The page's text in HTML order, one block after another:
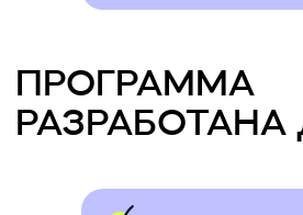
Запустим продвижение
в соцсетях
Разработка пака визитных
карточек
Стоимость обучения:
Дополнительные
возможности:
от 3 972 рублей в месяц